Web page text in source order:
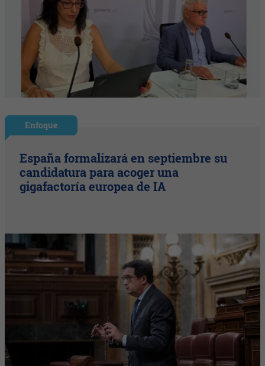
Enfoque
España formalizará en septiembre su
candidatura para acoger una
gigafactoría europea de IA